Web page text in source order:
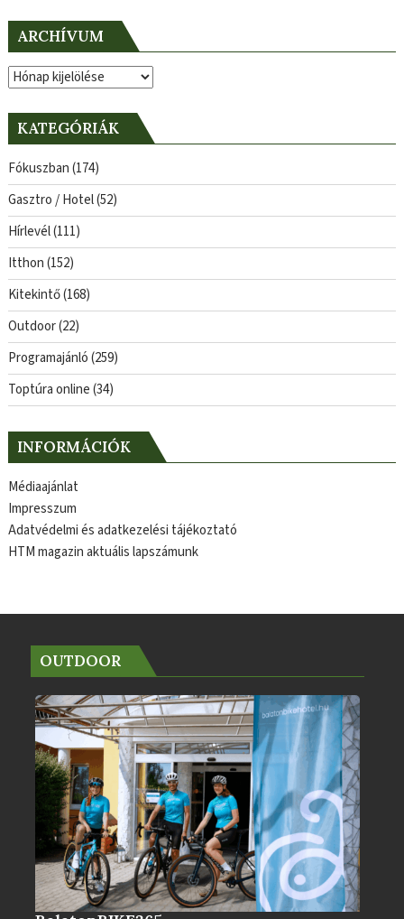
ARCHÍVUM
Archívum
KATEGÓRIÁK
Fókuszban(174)
Gasztro / Hotel(52)
Hírlevél(111)
Itthon(152)
Kitekintő(168)
Outdoor(22)
Programajánló(259)
Toptúra online(34)
INFORMÁCIÓK
Médiaajánlat
Impresszum
Adatvédelmi és adatkezelési tájékoztató
HTM magazin aktuális lapszámunk
OUTDOOR